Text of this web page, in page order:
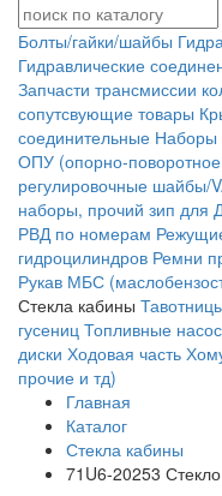
Болты/гайки/шайбы
Гидравлические
Запчасти трансмиссии
сопутсвующие товары
соединительные Наборы
ОПУ (опорно-поворотное
регулировочные шайбы/
наборы, прочий зип для
РВД по номерам
гидроцилиндров Ремни
Рукав МБС
Стекла кабины
гусениц Топливные
диски Ходовая часть
прочие и тд)
Главная
Каталог
Стекла кабины
71U6-20253